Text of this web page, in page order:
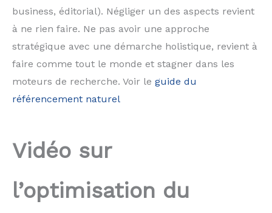
business, éditorial). Négliger un des aspects revient
à ne rien faire. Ne pas avoir une approche
stratégique avec une démarche holistique, revient à
faire comme tout le monde et stagner dans les
moteurs de recherche. Voir le guide du
référencement naturel
Vidéo sur
l’optimisation du